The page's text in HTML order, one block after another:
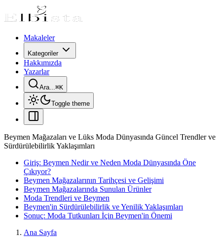
Makaleler
Kategoriler
Hakkımızda
Yazarlar
Ara...⌘K
Toggle theme
Beymen Mağazaları ve Lüks Moda Dünyasında Güncel Trendler ve
Sürdürülebilirlik Yaklaşımları
Giriş: Beymen Nedir ve Neden Moda Dünyasında Öne
Çıkıyor?
Beymen Mağazalarının Tarihçesi ve Gelişimi
Beymen Mağazalarında Sunulan Ürünler
Moda Trendleri ve Beymen
Beymen'in Sürdürülebilirlik ve Yenilik Yaklaşımları
Sonuç: Moda Tutkunları İçin Beymen'in Önemi
Ana Sayfa